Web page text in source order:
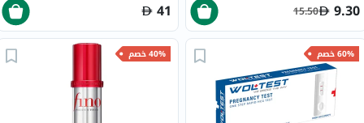
9.30
15.50
41
60% خصم 40% خصم